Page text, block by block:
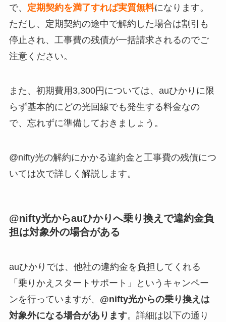
で、 定期契約を満了すれば実質無料になります。
ただし、定期契約の途中で解約した場合は割引も
停止され、工事費の残債が一括請求されるのでご
注意ください。
また、初期費用3,300円については、auひかりに限
らず基本的にどの光回線でも発生する料金なの
で、忘れずに準備しておきましょう。
@nifty光の解約にかかる違約金と工事費の残債につ
いては次で詳しく解説します。
@nifty光からauひかりへ乗り換えで違約金負
担は対象外の場合がある
auひかりでは、他社の違約金を負担してくれる
「乗りかえスタートサポート」というキャンペー
ンを行っていますが、 @nifty光からの乗り換えは
対象外になる場合があります。詳細は以下の通り